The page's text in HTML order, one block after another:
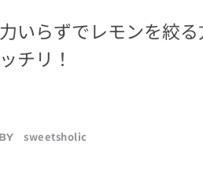
いらずでレモンを絞
チリ！
sweetsholic